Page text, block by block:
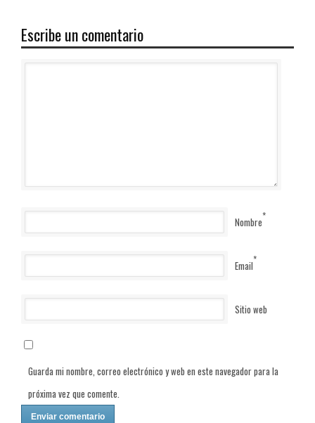
Escribe un comentario
Nombre*
Email*
Sitio web
Guarda mi nombre, correo electrónico y web en este navegador para la
próxima vez que comente.